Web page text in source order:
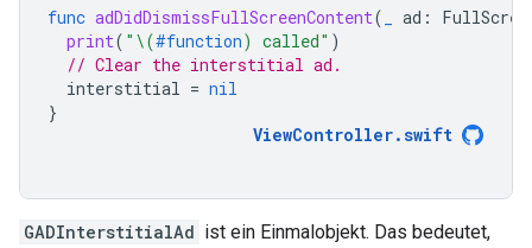
func adDidDismissFullScreenContent( ad :
print( " \(#function) called" )
// Clear the interstitial ad.
interstitial = nil
}
ViewController.swift
GADInterstitialAd ist ein Einmalobjekt. Das bedeutet,